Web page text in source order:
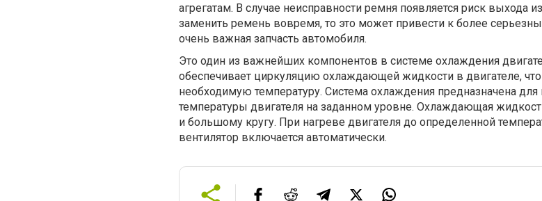
агрегатам. В случае неисправности ремня появляется риск выхода
заменить ремень вовремя, то это может привести к более
очень важная запчасть автомобиля.
Это один из важнейших компонентов в системе охлаждения
обеспечивает циркуляцию охлаждающей жидкости в двигателе,
необходимую температуру. Система охлаждения предназначена
температуры двигателя на заданном уровне. Охлаждающая
и большому кругу. При нагреве двигателя до определенной
вентилятор включается автоматически.